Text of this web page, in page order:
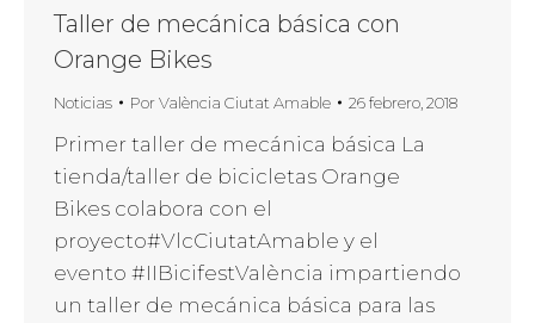
Taller de mecánica básica con
Orange Bikes
Noticias PorValència Ciutat Amable 26 febrero, 2018
Primer taller de mecánica básica La
tienda/taller de bicicletas Orange
Bikes colabora con el
proyecto#VlcCiutatAmable y el
evento #IIBicifestValència impartiendo
un taller de mecánica básica para las